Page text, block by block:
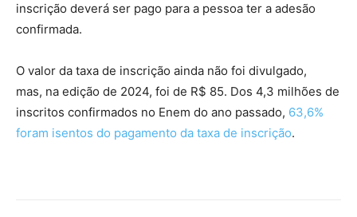
inscrição deverá ser pago para a pessoa ter a adesão
confirmada.
O valor da taxa de inscrição ainda não foi divulgado,
mas, na edição de 2024, foi de R$ 85. Dos 4,3 milhões de
inscritos confirmados no Enem do ano passado, 63,6%
foram isentos do pagamento da taxa de inscrição.